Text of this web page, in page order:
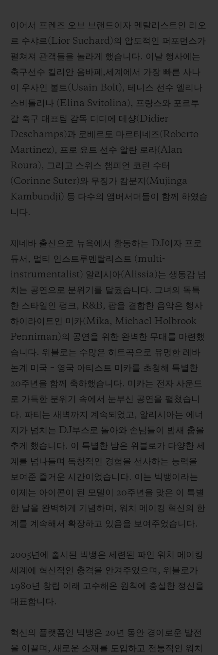
이어서 프렌즈 오브 브랜드이자 멘탈리스트인 리오
르 수샤르(Lior Suchard)의 압도적인 퍼포먼스가
펼쳐져 관객들을 놀라게 했습니다. 이날 행사에는
축구선수 킬리안 음바페,세계에서 가장 빠른 사나
이 우사인 볼트(Usain Bolt), 테니스 선수 엘리나
스비톨리나 (Elina Svitolina), 프랑스와 포르투
갈 축구 대표팀 감독 디디에 데샹(Didier
Deschamps)과 로베르토 마르티네즈(Roberto
Martinez), 프로 요트 선수 알란 로라(Alan
Roura), 그리고 스위스 챔피언 코린 수터
(Corinne Suter)와 무징가 캄분지(Mujinga
Kambundji) 등 다수의 앰버서더들이 함께 하였습
니다.
제네바 출신으로 뉴욕에서 활동하는 DJ이자 프로
듀서, 멀티 인스트루멘탈리스트 (multi-
instrumentalist) 알리시아(Alissia)는 생동감 넘
치는 공연으로 분위기를 달궜습니다. 그녀의 독특
한 스타일인 펑크, R&B, 팝을 결합한 음악은 행사
하이라이트인 미카(Mika, Michael Holbrook
Penniman)의 공연을 위한 완벽한 무대를 마련했
습니다. 위블로는 수많은 히트곡으로 유명한 레바
논계 미국 – 영국 아티스트 미카를 초청해 특별한
20주년을 함께 축하했습니다. 미카는 전자 사운드
로 가득한 분위기 속에서 눈부신 공연을 펼쳤습니
다. 파티는 새벽까지 계속되었고, 알리시아는 에너
지가 넘치는 DJ부스로 돌아와 손님들이 밤새 춤을
추게 했습니다. 이 특별한 밤은 위블로가 다양한 세
계를 넘나들며 독창적인 경험을 선사하는 능력을
보여준 즐거운 시간이었습니다. 이는 빅뱅이라는
이제는 아이콘이 된 모델이 20주년을 맞은 이 특별
한 날을 완벽하게 기념하며, 워치 메이킹 혁신의 한
계를 계속해서 확장하고 있음을 보여주었습니다.
2005년에 출시된 빅뱅은 세련된 파인 워치 메이킹
세계에 혁신적인 충격을 안겨주었으며, 위블로가
1980년 창립 이래 고수해온 원칙에 충실한 정신을
대표합니다.
혁신의 플랫폼인 빅뱅은 20년 동안 경이로운 발전
을 이끌며, 새로운 소재를 도입하고 전통적인 워치